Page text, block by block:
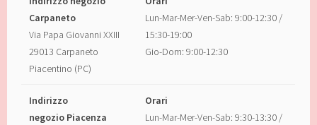
Carpaneto
Via Papa Giovanni XXIII
29013 Carpaneto
Piacentino (PC)
Lun-Mar-Mer-Ven-Sab: 9:00-12:30 /
15:30-19:00
Gio-Dom: 9:00-12:30
Indirizzo
negozio Piacenza
Orari
Lun-Mar-Mer-Ven-Sab: 9:30-13:30 /